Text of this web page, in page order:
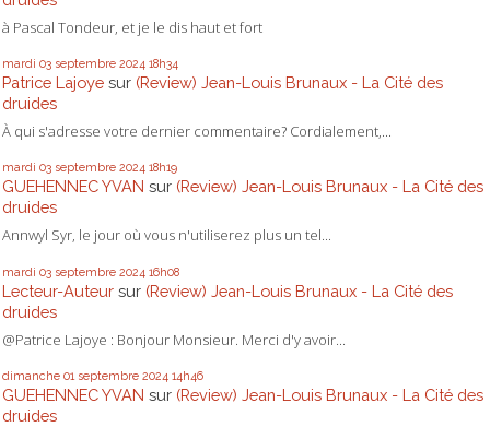
à Pascal Tondeur, et je le dis haut et fort
mardi 03 septembre 2024 18h34
Patrice Lajoye sur (Review) Jean-Louis Brunaux - La Cité des
druides
À qui s'adresse votre dernier commentaire? Cordialement,...
mardi 03 septembre 2024 18h19
GUEHENNEC YVAN sur (Review) Jean-Louis Brunaux - La Cité des
druides
Annwyl Syr, le jour où vous n'utiliserez plus un tel...
mardi 03 septembre 2024 16h08
Lecteur-Auteur sur (Review) Jean-Louis Brunaux - La Cité des
druides
@Patrice Lajoye : Bonjour Monsieur. Merci d'y avoir...
dimanche 01 septembre 2024 14h46
GUEHENNEC YVAN sur (Review) Jean-Louis Brunaux - La Cité des
druides